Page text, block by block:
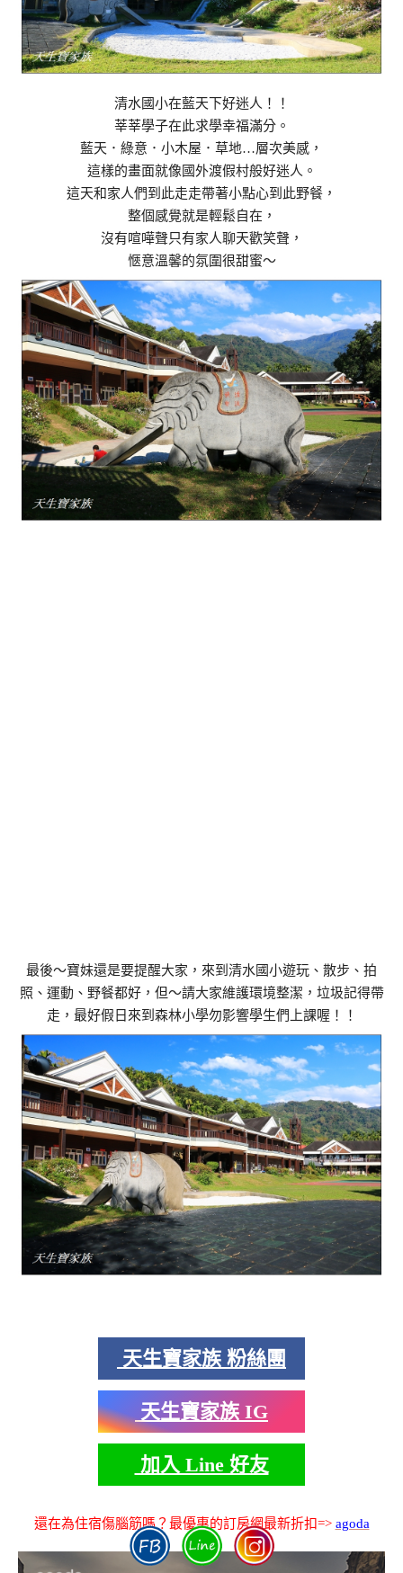
清水國小在藍天下好迷人！！
莘莘學子在此求學幸福滿分。
藍天．綠意．小木屋．草地…層次美感，
這樣的畫面就像國外渡假村般好迷人。
這天和家人們到此走走帶著小點心到此野餐，
整個感覺就是輕鬆自在，
沒有喧嘩聲只有家人聊天歡笑聲，
愜意溫馨的氛圍很甜蜜～
最後～寶妹還是要提醒大家，來到清水國小遊玩、散步、拍
照、運動、野餐都好，但～請大家維護環境整潔，垃圾記得帶
走，最好假日來到森林小學勿影響學生們上課喔！！
天生寶家族 粉絲團
天生寶家族 IG
加入 Line 好友
還在為住宿傷腦筋嗎？最優惠的訂房網最新折扣=> agoda